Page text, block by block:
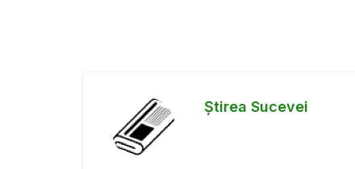
Știrea Sucevei